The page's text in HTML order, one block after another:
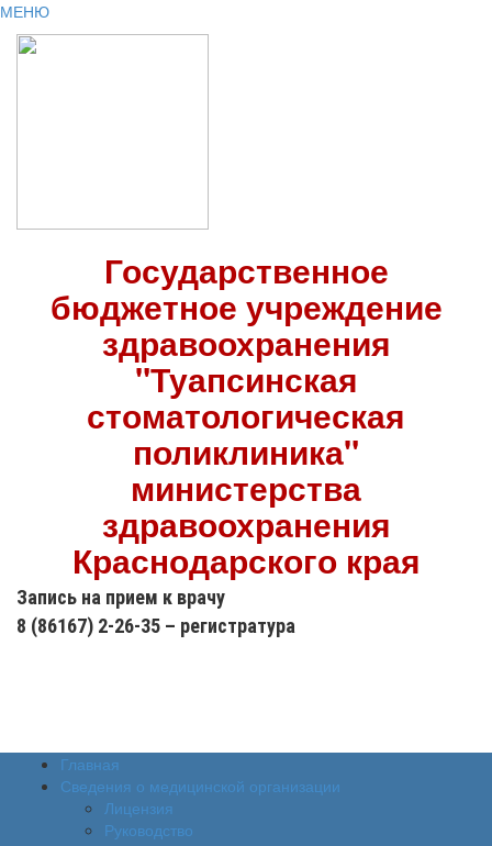
МЕНЮ
Государственное
бюджетное учреждение
здравоохранения
"Туапсинская
стоматологическая
поликлиника"
министерства
здравоохранения
Краснодарского края
Запись на прием к врачу
8 (86167) 2-26-35 – регистратура
Главная
Сведения о медицинской организации
Лицензия
Руководство